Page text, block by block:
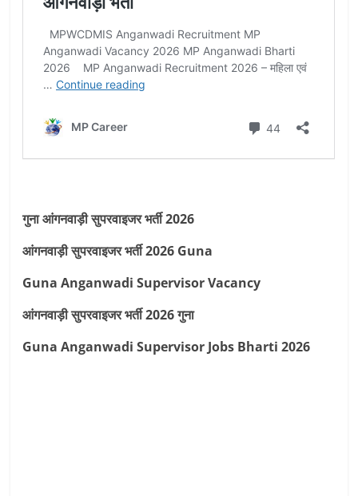
गुना आंगनवाड़ी सुपरवाइजर भर्ती 2026
आंगनवाड़ी सुपरवाइजर भर्ती 2026 Guna
Guna Anganwadi Supervisor Vacancy
आंगनवाड़ी सुपरवाइजर भर्ती 2026 गुना
Guna Anganwadi Supervisor Jobs Bharti 2026